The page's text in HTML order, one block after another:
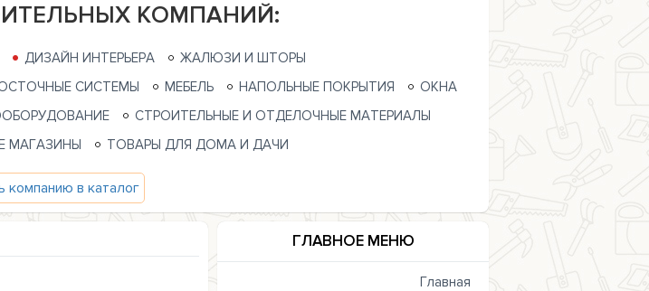
КОМПАНИЙ:
ДИЗАЙН ИНТЕРЬЕРА
ЖАЛЮЗИ И ШТОРЫ
СИСТЕМЫ МЕБЕЛЬ НАПОЛЬНЫЕ ПОКРЫТИЯ
ОКНА
СТРОИТЕЛЬНЫЕ И ОТДЕЛОЧНЫЕ МАТЕРИАЛЫ
МАГАЗИНЫ ТОВАРЫ ДЛЯ ДОМА И ДАЧИ
компанию в каталог
ГЛАВНОЕ МЕНЮ
Главная